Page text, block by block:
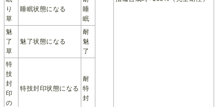
り
草
睡眠状態になる
睡
眠
魅
了
草
魅了状態になる
耐
魅
了
特
技
封
印
の
特技封印状態になる
耐
特
封